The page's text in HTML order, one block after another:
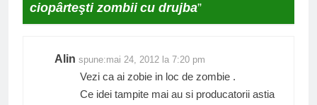
ciopârteşti zombii cu drujba”
Alin spune:mai 24, 2012 la 7:20 pm
Vezi ca ai zobie in loc de zombie .
Ce idei tampite mai au si producatorii astia